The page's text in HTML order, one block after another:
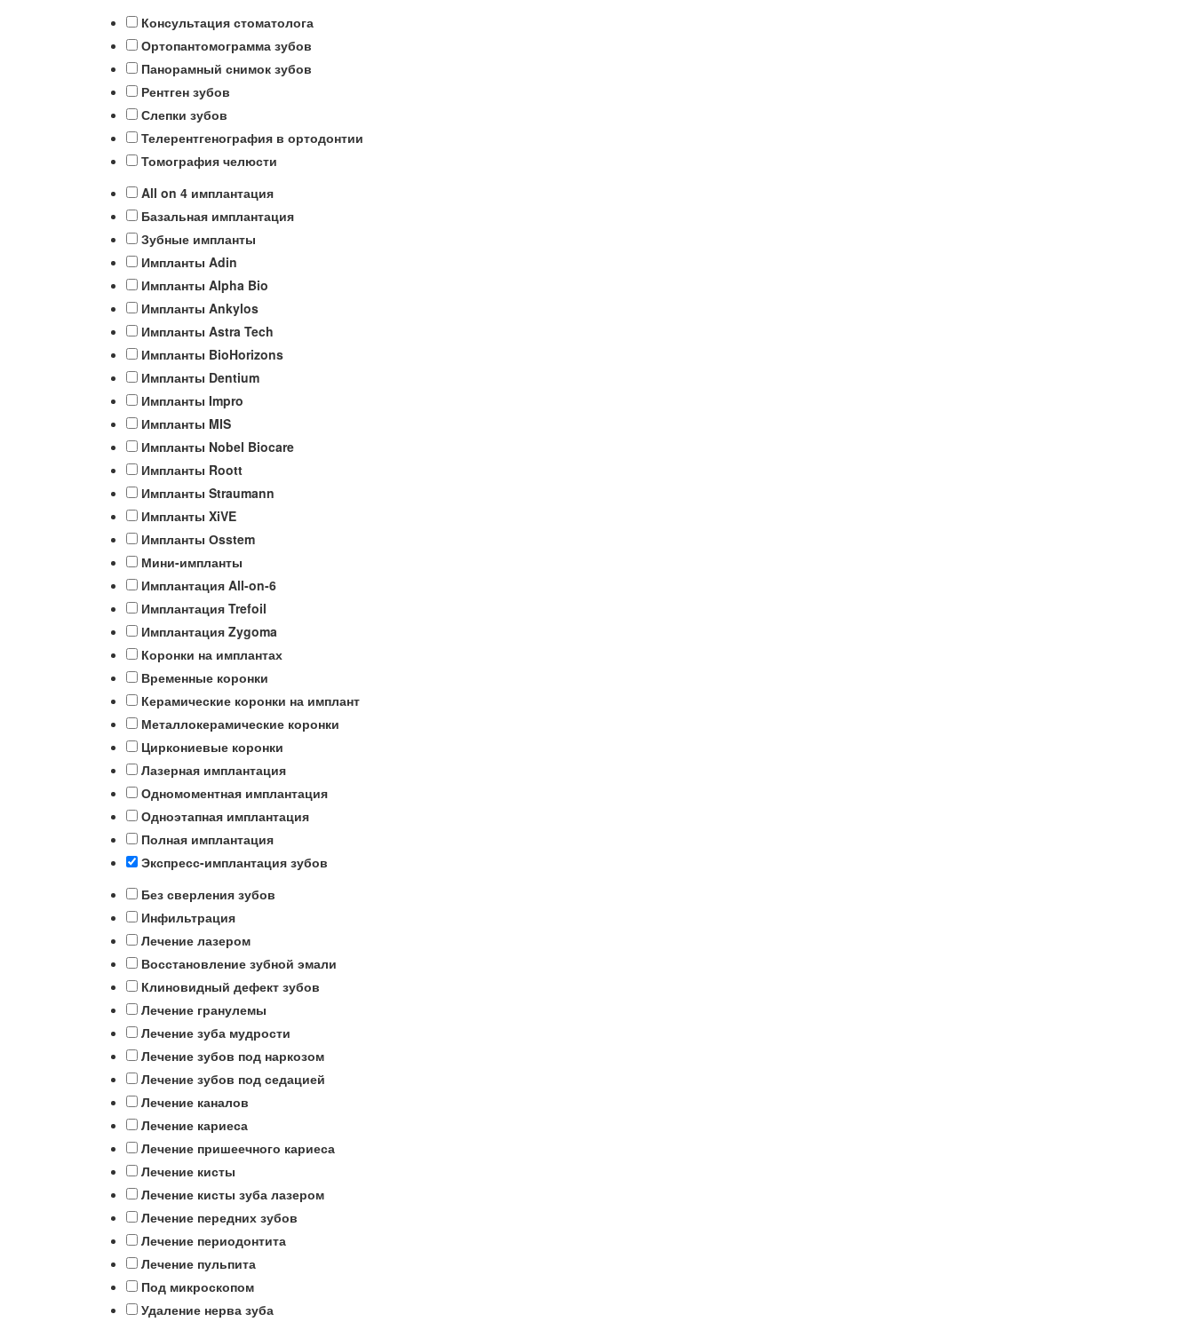
Консультация стоматолога
Ортопантомограмма зубов
Панорамный снимок зубов
Рентген зубов
Слепки зубов
Телерентгенография в ортодонтии
Томография челюсти
All on 4 имплантация
Базальная имплантация
Зубные импланты
Импланты Adin
Импланты Alpha Bio
Импланты Ankylos
Импланты Astra Tech
Импланты BioHorizons
Импланты Dentium
Импланты Impro
Импланты MIS
Импланты Nobel Biocare
Импланты Roott
Импланты Straumann
Импланты XiVE
Импланты Оsstem
Мини-импланты
Имплантация All-on-6
Имплантация Trefoil
Имплантация Zygoma
Коронки на имплантах
Временные коронки
Керамические коронки на имплант
Металлокерамические коронки
Циркониевые коронки
Лазерная имплантация
Одномоментная имплантация
Одноэтапная имплантация
Полная имплантация
Экспресс-имплантация зубов
Без сверления зубов
Инфильтрация
Лечение лазером
Восстановление зубной эмали
Клиновидный дефект зубов
Лечение гранулемы
Лечение зуба мудрости
Лечение зубов под наркозом
Лечение зубов под седацией
Лечение каналов
Лечение кариеса
Лечение пришеечного кариеса
Лечение кисты
Лечение кисты зуба лазером
Лечение передних зубов
Лечение периодонтита
Лечение пульпита
Под микроскопом
Удаление нерва зуба